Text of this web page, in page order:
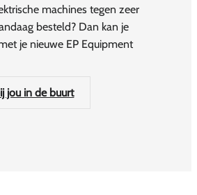
machines tegen zeer
besteld? Dan kan je
je nieuwe EP Equipment
jou in de buurt